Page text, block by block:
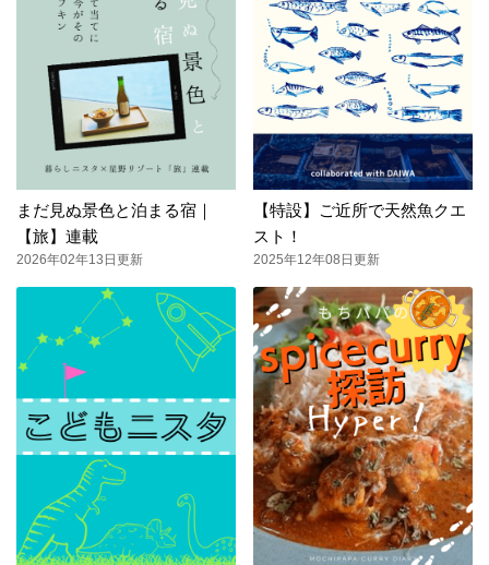
まだ見ぬ景色と泊まる宿｜
【旅】連載
2026年02年13日更新
【特設】ご近所で天然魚クエ
スト！
2025年12年08日更新